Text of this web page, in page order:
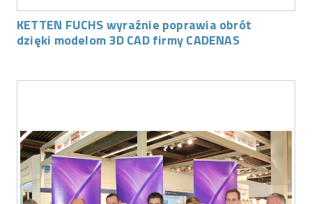
KETTEN FUCHS wyraźnie poprawia obrót
dzięki modelom 3D CAD firmy CADENAS